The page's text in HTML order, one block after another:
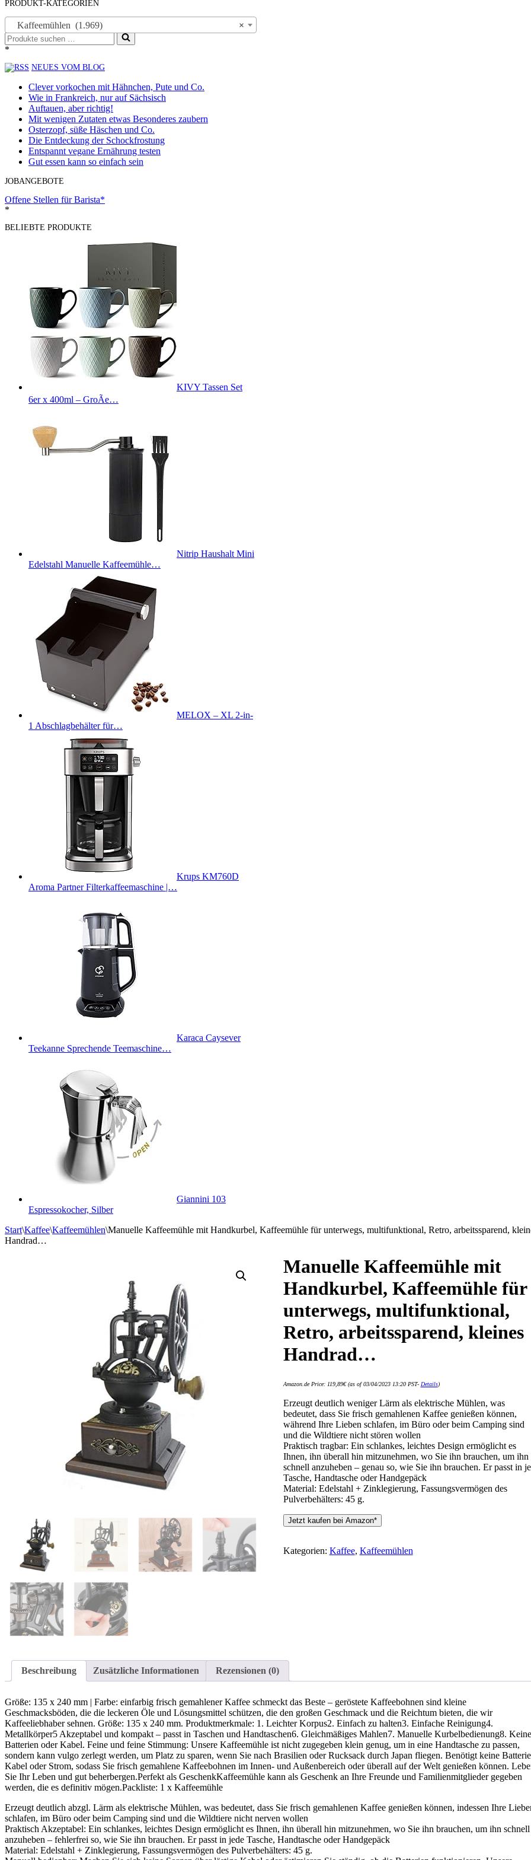
PRODUKT-KATEGORIEN
×
Kaffeemühlen (1.969)
Suchen
nach …
*
NEUES VOM BLOG
Clever vorkochen mit Hähnchen, Pute und Co.
Wie in Frankreich, nur auf Sächsisch
Auftauen, aber richtig!
Mit wenigen Zutaten etwas Besonderes zaubern
Osterzopf, süße Häschen und Co.
Die Entdeckung der Schockfrostung
Entspannt vegane Ernährung testen
Gut essen kann so einfach sein
JOBANGEBOTE
Offene Stellen für Barista*
*
BELIEBTE PRODUKTE
KIVY Tassen Set
6er x 400ml – GroÃe…
Nitrip Haushalt Mini
Edelstahl Manuelle Kaffeemühle…
MELOX – XL 2-in-
1 Abschlagbehälter für…
Krups KM760D
Aroma Partner Filterkaffeemaschine |…
Karaca Caysever
Teekanne Sprechende Teemaschine…
Giannini 103
Espressokocher, Silber
Start\Kaffee\Kaffeemühlen\Manuelle Kaffeemühle mit Handkurbel, Kaffeemühle für unterwegs, multifunktional, Retro, arbeitssparend,
Handrad…
Manuelle Kaffeemühle mit
Handkurbel, Kaffeemühle für
unterwegs, multifunktional,
Retro, arbeitssparend, kleines
Handrad…
Amazon.de Price: 119,89€(as of 03/04/2023 13:20 PST- Details)
Erzeugt deutlich weniger Lärm als elektrische Mühlen, was
bedeutet, dass Sie frisch gemahlenen Kaffee genießen können,
während Ihre Lieben schlafen, im Büro oder beim Camping sind
und die Wildtiere nicht stören wollen
Praktisch tragbar: Ein schlankes, leichtes Design ermöglicht es
Ihnen, ihn überall hin mitzunehmen, wo Sie ihn brauchen, um ihn
schnell anzuheben – genau so, wie Sie ihn brauchen. Er passt in
Tasche, Handtasche oder Handgepäck
Material: Edelstahl + Zinklegierung, Fassungsvermögen des
Pulverbehälters: 45 g.
Jetzt kaufen bei Amazon*
Kategorien: Kaffee, Kaffeemühlen
Beschreibung Zusätzliche Informationen Rezensionen (0)
Größe: 135 x 240 mm | Farbe: einfarbig frisch gemahlener Kaffee schmeckt das Beste – geröstete Kaffeebohnen sind kleine
Geschmacksböden, die die leckeren Öle und Lösungsmittel schützen, die den großen Geschmack und die Reichtum bieten, die wir
Kaffeeliebhaber sehnen. Größe: 135 x 240 mm. Produktmerkmale: 1. Leichter Korpus2. Einfach zu halten3. Einfache Reinigung4.
Metallkörper5 Akzeptabel und kompakt – passt in Taschen und Handtaschen6. Gleichmäßiges Mahlen7. Manuelle Kurbelbedienung8. Keine
Batterien oder Kabel. Feine und feine Stimmung: Unsere Kaffeemühle ist nicht zugegeben klein genug, um in eine Handtasche zu passen,
sondern kann vulgo zerlegt werden, um Platz zu sparen, wenn Sie nach Brasilien oder Rucksack durch Japan fliegen. Benötigt keine
Kabel oder Strom, sodass Sie frisch gemahlene Kaffeebohnen im Innen- und Außenbereich oder überall auf der Welt genießen können.
Sie Ihr Leben und gut beherbergen.Perfekt als GeschenkKaffeemühle kann als Geschenk an Ihre Freunde und Familienmitglieder gegeben
werden, die es definitiv mögen.Packliste: 1 x Kaffeemühle
Erzeugt deutlich abzgl. Lärm als elektrische Mühlen, was bedeutet, dass Sie frisch gemahlenen Kaffee genießen können, indessen Ihre
schlafen, im Büro oder beim Camping sind und die Wildtiere nicht nerven wollen
Praktisch Akzeptabel: Ein schlankes, leichtes Design ermöglicht es Ihnen, ihn überall hin mitzunehmen, wo Sie ihn brauchen, um ihn schnell
anzuheben – fehlerfrei so, wie Sie ihn brauchen. Er passt in jede Tasche, Handtasche oder Handgepäck
Material: Edelstahl + Zinklegierung, Fassungsvermögen des Pulverbehälters: 45 g.